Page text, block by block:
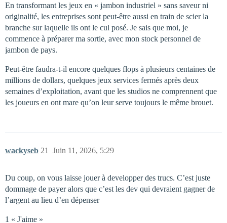
En transformant les jeux en « jambon industriel » sans saveur ni
originalité, les entreprises sont peut-être aussi en train de scier la
branche sur laquelle ils ont le cul posé. Je sais que moi, je
commence à préparer ma sortie, avec mon stock personnel de
jambon de pays.
Peut-être faudra-t-il encore quelques flops à plusieurs centaines de
millions de dollars, quelques jeux services fermés après deux
semaines d’exploitation, avant que les studios ne comprennent que
les joueurs en ont mare qu’on leur serve toujours le même brouet.
wackyseb Juin 11, 2026, 5:29
21
Du coup, on vous laisse jouer à developper des trucs. C’est juste
dommage de payer alors que c’est les dev qui devraient gagner de
l’argent au lieu d’en dépenser
1 « J'aime »